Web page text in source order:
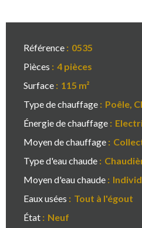
Référence
0535
Pièces
4 pièces
Surface
115 m²
Type de chauffage
Poêle,
Énergie de chauffage
Moyen de chauffage
Type d'eau chaude
Moyen d'eau chaude
Eaux usées
Tout à l'égout
État
Neuf